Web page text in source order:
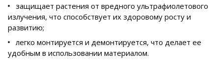
защищает растения от вредного ультрафиолетового
излучения, что способствует их здоровому росту и
развитию;
легко монтируется и демонтируется, что делает ее
удобным в использовании материалом.